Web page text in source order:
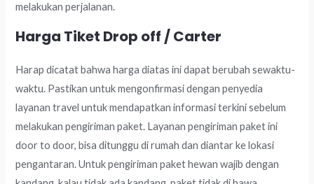
melakukan perjalanan.
Harga Tiket Drop off / Carter
Harap dicatat bahwa harga diatas ini dapat berubah sewaktu-
waktu. Pastikan untuk mengonfirmasi dengan penyedia
layanan travel untuk mendapatkan informasi terkini sebelum
melakukan pengiriman paket. Layanan pengiriman paket ini
door to door, bisa ditunggu di rumah dan diantar ke lokasi
pengantaran. Untuk pengiriman paket hewan wajib dengan